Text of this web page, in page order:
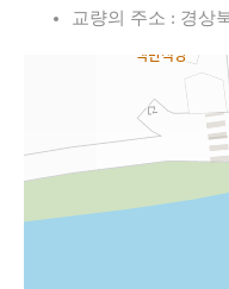
교량의 주소 : 경상